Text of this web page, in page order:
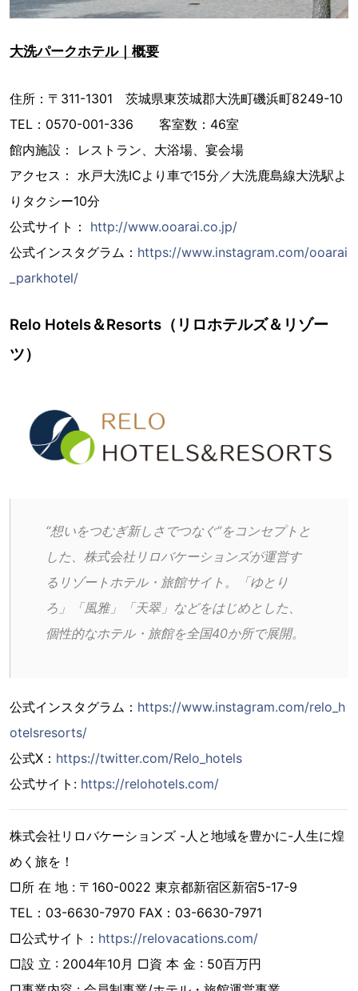
大洗パークホテル｜概要
住所：〒311-1301 茨城県東茨城郡大洗町磯浜町8249-10
TEL：0570-001-336 客室数：46室
館内施設： レストラン、大浴場、宴会場
アクセス： 水戸大洗ICより車で15分／大洗鹿島線大洗駅よ
りタクシー10分
公式サイト： http://www.ooarai.co.jp/
公式インスタグラム： https://www.instagram.com/ooarai
_parkhotel/
Relo Hotels＆Resorts（リロホテルズ＆リゾー
ツ）
“想いをつむぎ新しさでつなぐ”をコンセプトと
した、株式会社リロバケーションズが運営す
るリゾートホテル・旅館サイト。「ゆとり
ろ」「風雅」「天翠」などをはじめとした、
個性的なホテル・旅館を全国40か所で展開。
公式インスタグラム： https://www.instagram.com/relo_h
otelsresorts/
公式X： https://twitter.com/Relo_hotels
公式サイト: https://relohotels.com/
株式会社リロバケーションズ -人と地域を豊かに-人生に煌
めく旅を！
□所 在 地 : 〒160-0022 東京都新宿区新宿5-17-9
TEL：03-6630-7970 FAX：03-6630-7971
□公式サイト： https://relovacations.com/
□設 立 : 2004年10月 □資 本 金 : 50百万円